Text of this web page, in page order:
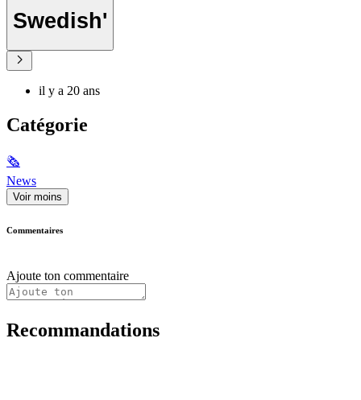
Swedish'
il y a 20 ans
Catégorie
🗞
News
Voir moins
Commentaires
Ajoute ton commentaire
Recommandations